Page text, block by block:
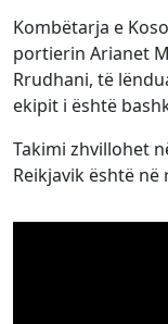
Kombëtarja e
portierin Arianet
Rrudhani, të
ekipit i është
Takimi zhvillohet
Reikjavik është në